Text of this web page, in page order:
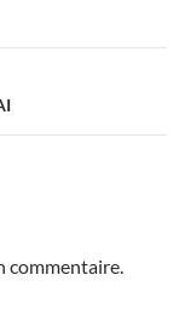
commentaire.